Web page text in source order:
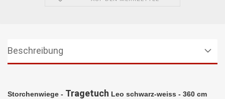
Beschreibung
Storchenwiege - Tragetuch Leo schwarz-weiss - 360 cm